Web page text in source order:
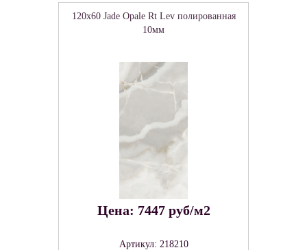
120x60 Jade Opale Rt Lev полированная
10мм
Цена: 7447 руб/м2
Артикул: 218210